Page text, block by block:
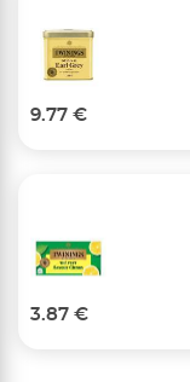
9.77 €
3.87 €